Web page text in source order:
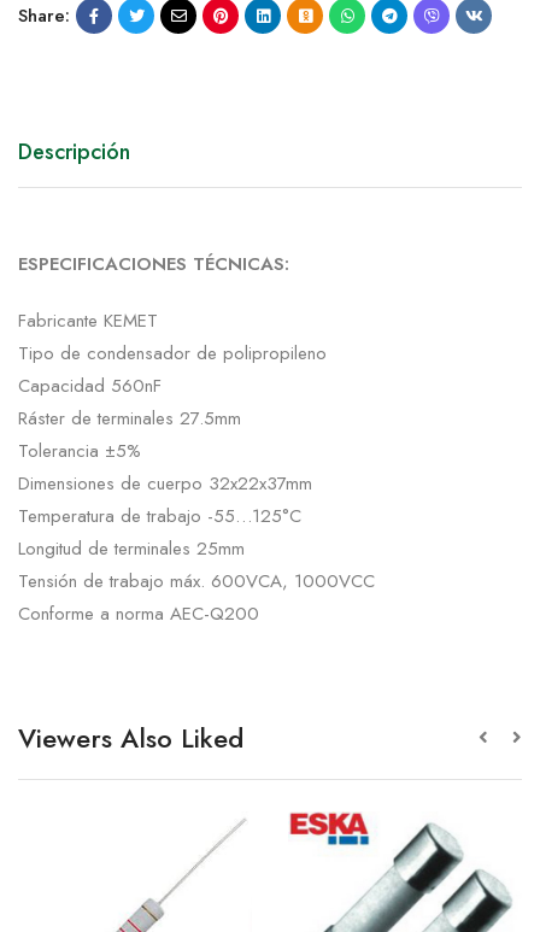
Share:
Descripción
ESPECIFICACIONES TÉCNICAS:
Fabricante KEMET
Tipo de condensador de polipropileno
Capacidad 560nF
Ráster de terminales 27.5mm
Tolerancia ±5%
Dimensiones de cuerpo 32x22x37mm
Temperatura de trabajo -55…125°C
Longitud de terminales 25mm
Tensión de trabajo máx. 600VCA, 1000VCC
Conforme a norma AEC-Q200
Viewers Also Liked